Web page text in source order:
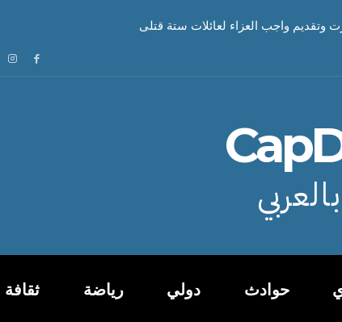
وتقديم واجب العزاء لعائلات ستة قتلى
بالعربي
حوادث دولي رياضة ثقافة